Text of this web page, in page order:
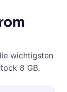
wichtigsten
8 GB.